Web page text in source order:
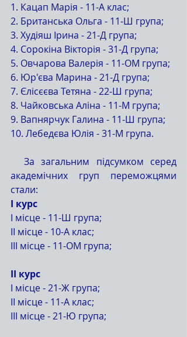
1. Кацап Марія - 11-А клас;
2. Британська Ольга - 11-Ш група;
3. Худіяш Ірина - 21-Д група;
4. Сорокіна Вікторія - 31-Д група;
5. Овчарова Валерія - 11-ОМ група;
6. Юр'єва Марина - 21-Д група;
7. Єлісєєва Тетяна - 22-Ш група;
8. Чайковська Аліна - 11-М група;
9. Вапнярчук Галина - 11-Ш група;
10. Лебедєва Юлія - 31-М група.
академічних груп переможцями
стали:
І курс
І місце - 11-Ш група;
ІІ місце - 10-А клас;
ІІІ місце - 11-ОМ група;
ІІ курс
І місце - 21-Ж група;
ІІ місце - 11-А клас;
ІІІ місце - 21-Ю група;